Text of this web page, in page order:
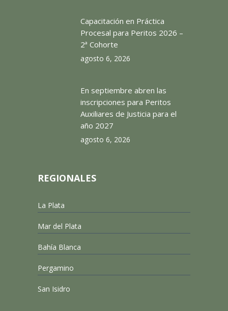
Capacitación en Práctica
Procesal para Peritos 2026 –
2ª Cohorte
agosto 6, 2026
En septiembre abren las
inscripciones para Peritos
Auxiliares de Justicia para el
año 2027
agosto 6, 2026
REGIONALES
La Plata
Mar del Plata
Bahía Blanca
Pergamino
San Isidro